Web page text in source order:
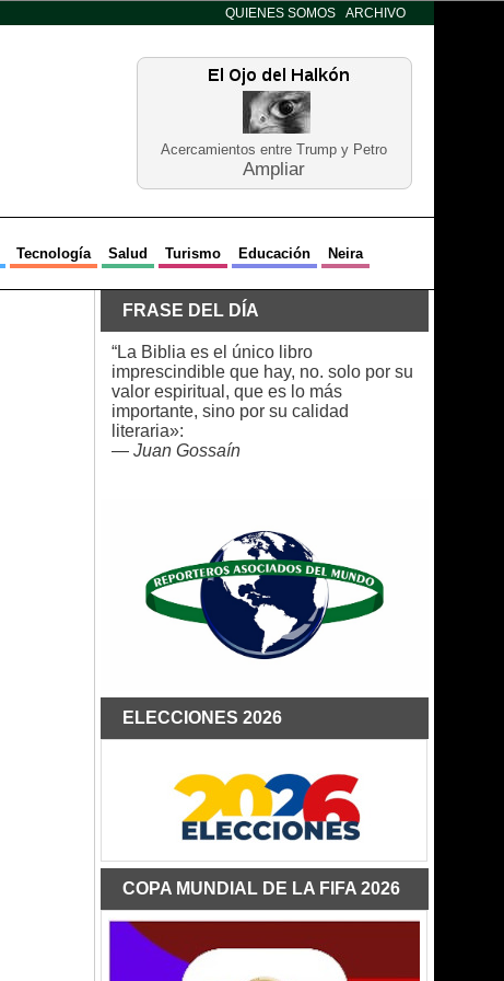
QUIENES SOMOS ARCHIVO
Acercamientos entre Trump y Petro
Ampliar
Tecnología Salud Turismo Educación Neira
FRASE DEL DÍA
“La Biblia es el único libro
imprescindible que hay, no. solo por su
valor espiritual, que es lo más
importante, sino por su calidad
literaria»:
— Juan Gossaín
ELECCIONES 2026
COPA MUNDIAL DE LA FIFA 2026